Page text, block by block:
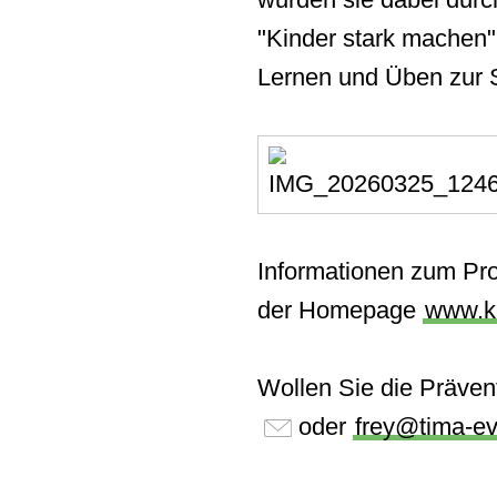
"Kinder stark
Lernen und Üben zur
Informationen zum
der Homepage
Wollen Sie die
oder frey@tima-